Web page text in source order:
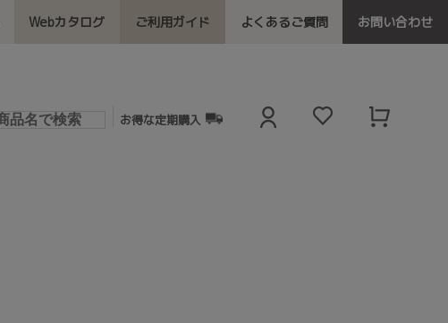
Webカタログ ご利用ガイド よくあるご質問 お問い合わせ
お得な定期購入